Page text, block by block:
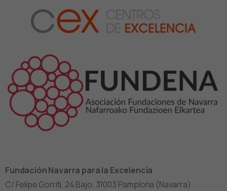
Fundación Navarra para la Excelencia
C/ Felipe Gorriti, 24 Bajo. 31003 Pamplona (Navarra)